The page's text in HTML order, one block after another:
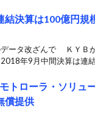
結決算は100億円規
ータ改ざんで ＫＹＢ
年9月中間決算は連
モトローラ・ソリ
償提供